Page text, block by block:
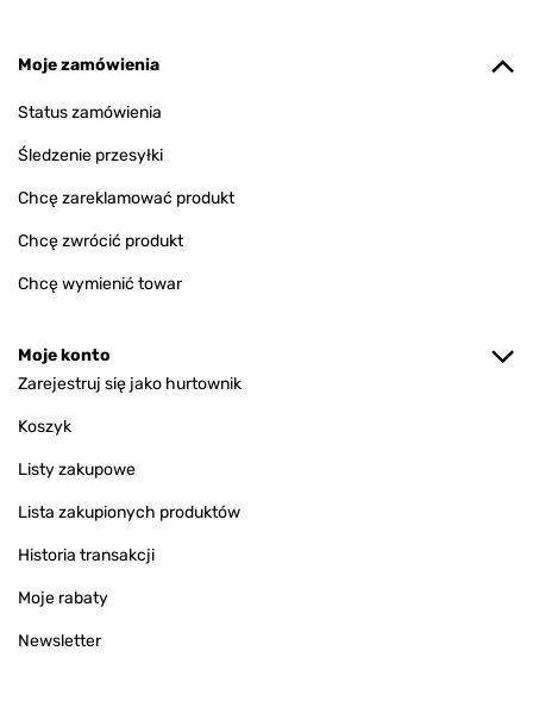
Moje zamówienia
Status zamówienia
Śledzenie przesyłki
Chcę zareklamować produkt
Chcę zwrócić produkt
Chcę wymienić towar
Moje konto
Zarejestruj się jako hurtownik
Koszyk
Listy zakupowe
Lista zakupionych produktów
Historia transakcji
Moje rabaty
Newsletter